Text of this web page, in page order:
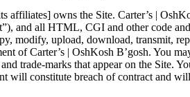
affiliates] owns the Site. Carter’s |
and all HTML, CGI and other code
modify, upload, download, transmit,
of Carter’s | OshKosh B’gosh. You
trade-marks that appear on the Site.
will constitute breach of contract and